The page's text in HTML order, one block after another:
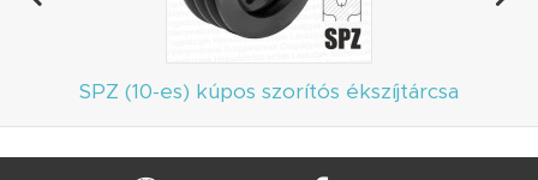
SPZ (10-es) kúpos szorítós ékszíjtárcsa